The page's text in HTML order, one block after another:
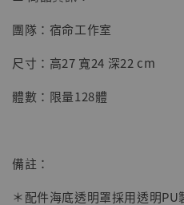
【店內現貨】七龍珠
明紀念款 [奇蹟工作室]
NT$ 5,580
團隊：宿命工作室
尺寸：高27 寬24 深22 cm
體數：限量128體
備註：
＊配件海底透明罩採用透明